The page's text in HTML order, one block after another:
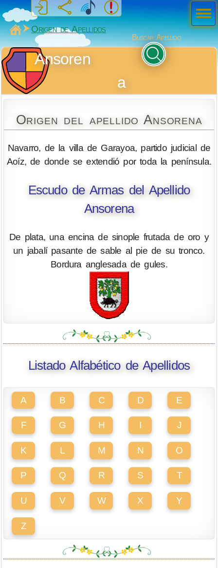
MiSabueso
Origen de Apellidos
Buscar Apellido
Ansoren
a
Origen del apellido Ansorena
Navarro, de la villa de Garayoa, partido judicial de
Aoíz, de donde se extendió por toda la península.
Escudo de Armas del Apellido
Ansorena
De plata, una encina de sinople frutada de oro y
un jabalí pasante de sable al pie de su tronco.
Bordura anglesada de gules.
Listado Alfabético de Apellidos
A B C D E
F G H I J
K L M N O
P Q R S T
U V W X Y
Z
Men
ú